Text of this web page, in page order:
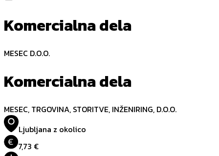
Komercialna dela
MESEC D.O.O.
Komercialna dela
MESEC, TRGOVINA, STORITVE, INŽENIRING, D.O.O.
Ljubljana z okolico
€ 7,73 €